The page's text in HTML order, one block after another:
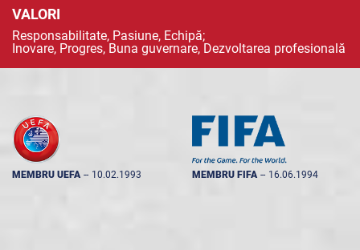
VALORI
Responsabilitate, Pasiune, Echipă;
Inovare, Progres, Buna guvernare, Dezvoltarea profesională
MEMBRU UEFA -- 10.02.1993 MEMBRU FIFA -- 16.06.1994